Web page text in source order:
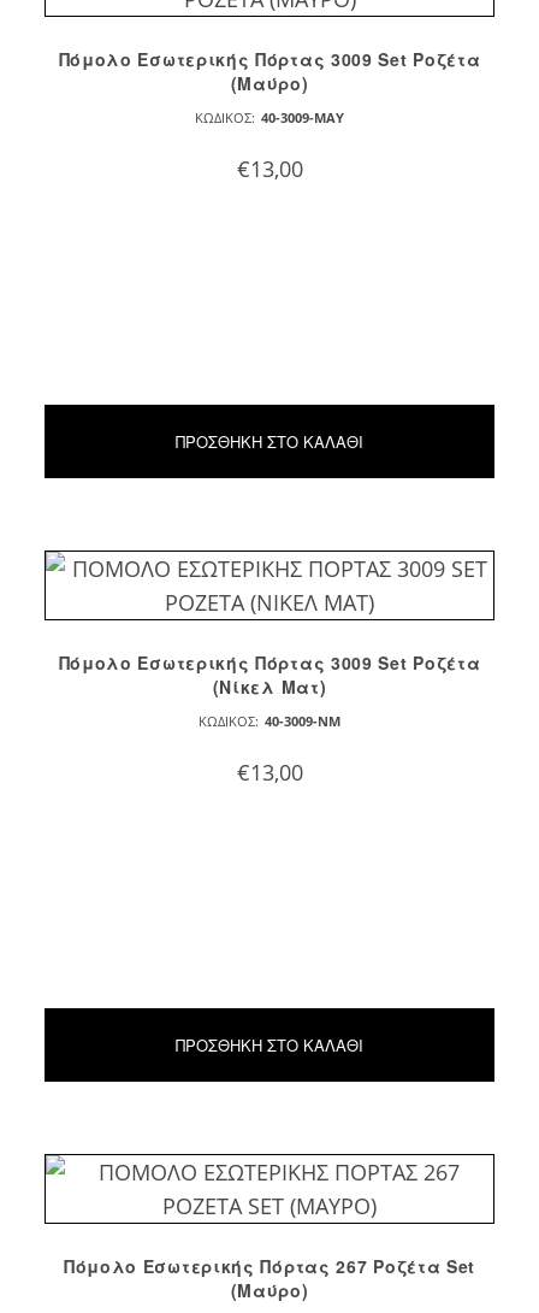
Πόμολο Εσωτερικής Πόρτας 3009 Set Ροζέτα
(Μαύρο)
ΚΩΔΙΚΌΣ: 40-3009-MAY
€13,00
ΠΡΟΣΘΉΚΗ ΣΤΟ ΚΑΛΆΘΙ
Πόμολο Εσωτερικής Πόρτας 3009 Set Ροζέτα
(Νίκελ Ματ)
ΚΩΔΙΚΌΣ: 40-3009-NM
€13,00
ΠΡΟΣΘΉΚΗ ΣΤΟ ΚΑΛΆΘΙ
Πόμολο Εσωτερικής Πόρτας 267 Ροζέτα Set
(Mαύρο)